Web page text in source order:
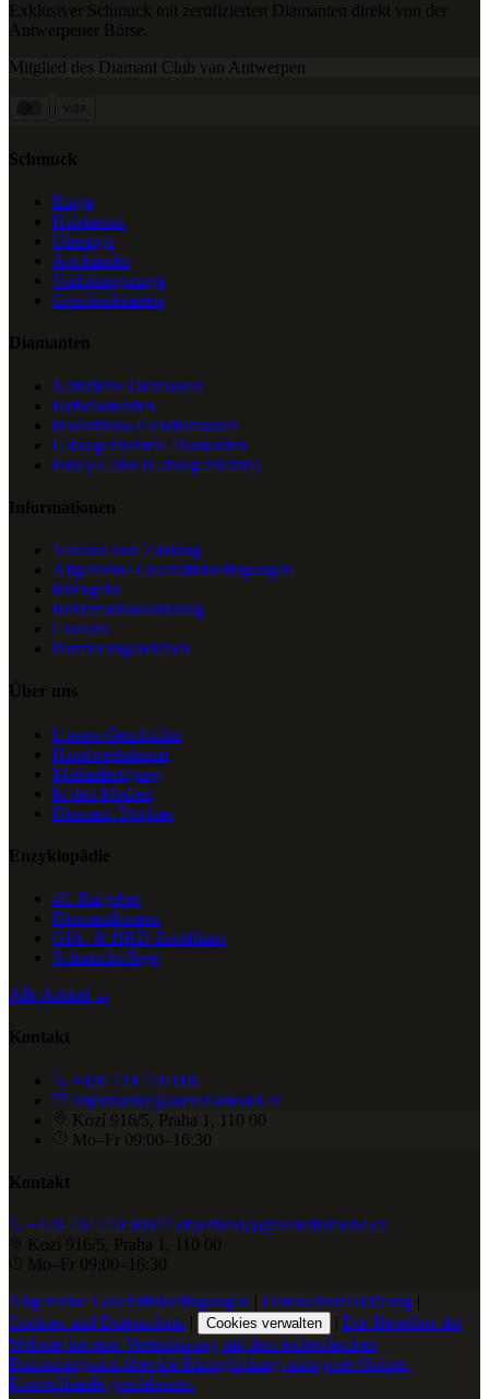
Exklusiver Schmuck mit zertifizierten Diamanten direkt von der
Antwerpener Börse.
Mitglied des Diamant Club van Antwerpen
Schmuck
Ringe
Halsketten
Ohrringe
Armbänder
Verlobungsringe
Geschenkkarten
Diamanten
Natürliche Diamanten
Farbdiamanten
Investitions-Farbdiamanten
Laborgezüchtete Diamanten
Fancy Color (Laborgezüchtet)
Informationen
Versand und Zahlung
Allgemeine Geschäftsbedingungen
Rückgabe
Reklamationsordnung
Cookies
Punzierungszeichen
Über uns
Unsere Geschichte
Handwerkskunst
Maßanfertigung
In den Medien
Diamant-Trophäe
Enzyklopädie
4C-Ratgeber
Diamantformen
GIA- & HRD-Zertifikate
Schmuckpflege
Alle Artikel →
Kontakt
+420 734 770 000
objednavky@aretediamond.cz
Kozí 916/5, Praha 1, 110 00
Mo–Fr 09:00–16:30
Kontakt
+420 734 770 000
objednavky@aretediamond.cz
Kozí 916/5, Praha 1, 110 00
Mo–Fr 09:00–16:30
Allgemeine Geschäftsbedingungen | Datenschutzerklärung |
Cookies und Datenschutz | Cookies verwalten | Der Betreiber der
Website hat eine Vereinbarung mit dem tschechischen
Punzierungsamt über die Ermöglichung anonymer Online-
Kontrollkäufe geschlossen.